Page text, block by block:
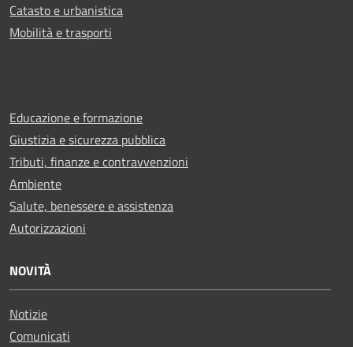
Catasto e urbanistica
Mobilità e trasporti
Educazione e formazione
Giustizia e sicurezza pubblica
Tributi, finanze e contravvenzioni
Ambiente
Salute, benessere e assistenza
Autorizzazioni
NOVITÀ
Notizie
Comunicati